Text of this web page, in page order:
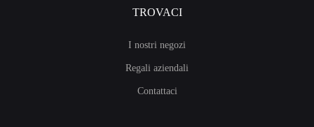
TROVACI
I nostri negozi
Regali aziendali
Contattaci